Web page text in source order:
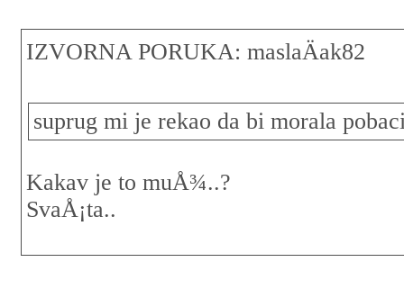
IZVORNA PORUKA: maslaÄak82
suprug mi je rekao da bi morala
Kakav je to muÅ¾..?
SvaÅ¡ta..